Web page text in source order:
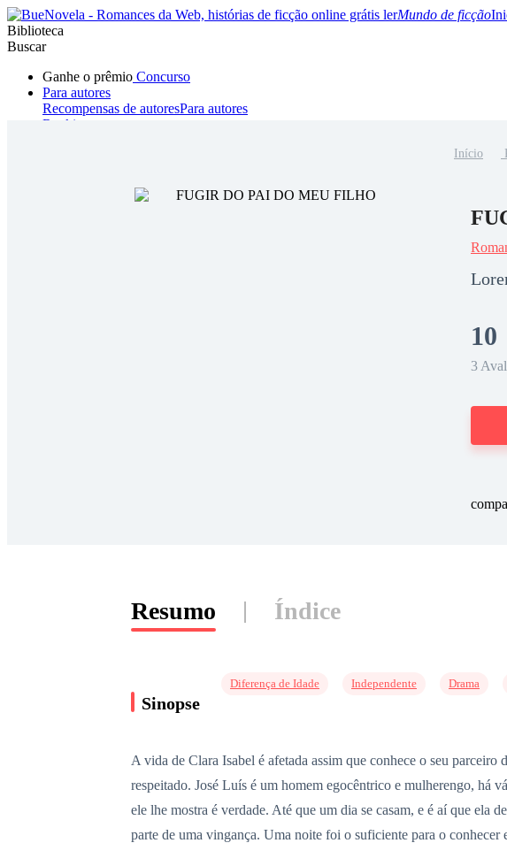
Mundo de ficção
Biblioteca
Buscar
Ganhe o prêmio Concurso
Para autores
Recompensas de autoresPara autores
Ranking
Hombre loboMafiaSistemaFantasía UrbanoLGBTQ+
Início
10
3
Resumo Índice
Sinopse
Diferença de Idade Independente Drama
A vida de Clara Isabel é afetada assim que conhece o seu
respeitado. José Luís é um homem egocêntrico e mulherengo, há
ele lhe mostra é verdade. Até que um dia se casam, e é aí que ela
parte de uma vingança. Uma noite foi o suficiente para o